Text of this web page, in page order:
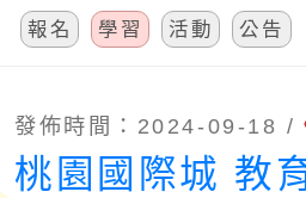
案―113年度閩
報名 學習 活動 公告
發佈時間：2024-09-18 /
桃園國際城 教